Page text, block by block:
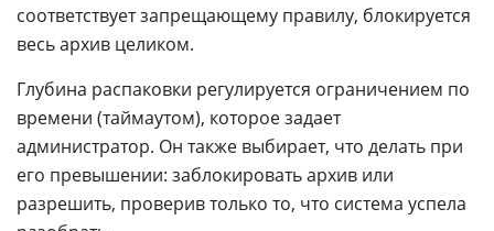
соответствует запрещающему правилу, блокируется
весь архив целиком.
Глубина распаковки регулируется ограничением по
времени (таймаутом), которое задает
администратор. Он также выбирает, что делать при
его превышении: заблокировать архив или
разрешить, проверив только то, что система успела